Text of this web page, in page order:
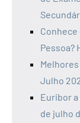
Pessoa?
Julho
Euribor a
de julho